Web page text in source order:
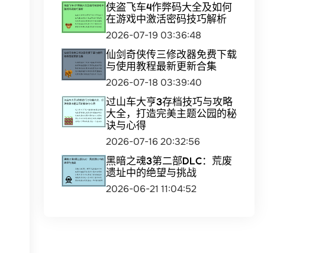
侠盗飞车4作弊码大全及如何
在游戏中激活密码技巧解析
2026-07-19 03:36:48
仙剑奇侠传三修改器免费下载
与使用教程最新更新合集
2026-07-18 03:39:40
过山车大亨3存档技巧与攻略
大全，打造完美主题公园的秘
诀与心得
2026-07-16 20:32:56
黑暗之魂3第二部DLC：荒废
遗址中的绝望与挑战
2026-06-21 11:04:52